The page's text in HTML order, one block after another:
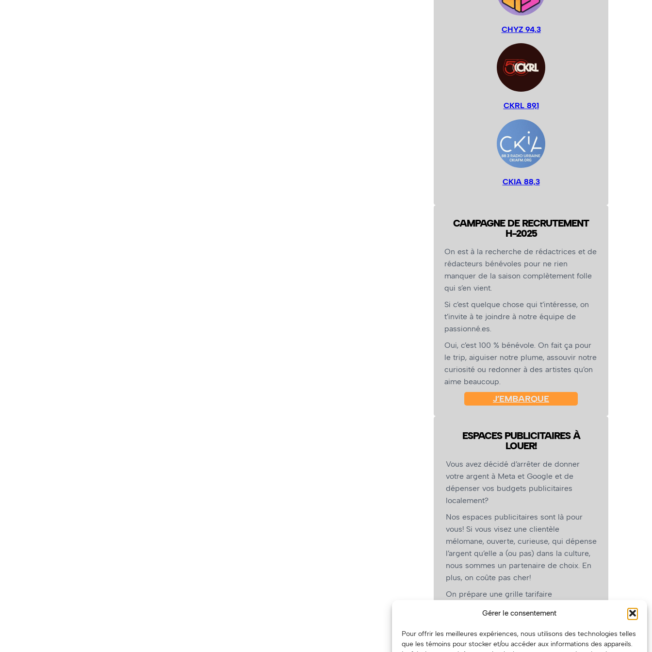
Gérer le consentement
Pour offrir les meilleures expériences, nous utilisons des technologies telles
que les témoins pour stocker et/ou accéder aux informations des appareils.
CHYZ 94,3
CKRL 89,1
CKIA 88,3
CAMPAGNE DE RECRUTEMENT
H-2025
On est à la recherche de rédactrices et de
rédacteurs bénévoles pour ne rien
manquer de la saison complètement folle
qui s’en vient.
Si c’est quelque chose qui t’intéresse, on
t’invite à te joindre à notre équipe de
passionné.es.
Oui, c’est 100 % bénévole. On fait ça pour
le trip, aiguiser notre plume, assouvir notre
curiosité ou redonner à des artistes qu’on
aime beaucoup.
J’EMBARQUE
ESPACES PUBLICITAIRES À
LOUER!
Vous avez décidé d’arrêter de donner
votre argent à Meta et Google et de
dépenser vos budgets publicitaires
localement?
Nos espaces publicitaires sont là pour
vous! Si vous visez une clientèle
mélomane, ouverte, curieuse, qui dépense
l’argent qu’elle a (ou pas) dans la culture,
nous sommes un partenaire de choix. En
plus, on coûte pas cher!
On prépare une grille tarifaire
vous, les artistes!)